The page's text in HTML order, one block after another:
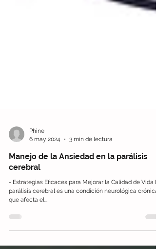
6 may 2024
3 min de lectura
Manejo de la Ansiedad en la parálisis
cerebral
- Estrategias Eficaces para Mejorar la Calidad de Vida
que afecta el...